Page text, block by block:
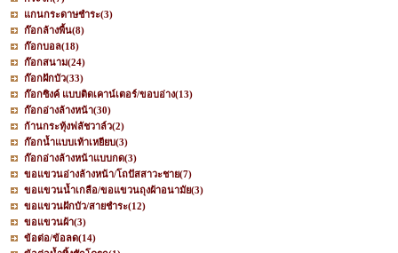
แกนกระดาษชำระ(3)
ก๊อกล้างพื้น(8)
ก๊อกบอล(18)
ก๊อกสนาม(24)
ก๊อกฝักบัว(33)
ก๊อกซิงค์ แบบติดเคาน์เตอร์/ขอบอ่าง(13)
ก๊อกอ่างล้างหน้า(30)
ก้านกระทุ้งฟลัชวาล์ว(2)
ก๊อกน้ำแบบเท้าเหยียบ(3)
ก๊อกอ่างล้างหน้าแบบกด(3)
ขอแขวนอ่างล้างหน้า/โถปัสสาวะชาย(7)
ขอแขวนน้ำเกลือ/ขอแขวนถุงผ้าอนามัย(3)
ขอแขวนฝักบัว/สายชำระ(12)
ขอแขวนผ้า(3)
ข้อต่อ/ข้อลด(14)